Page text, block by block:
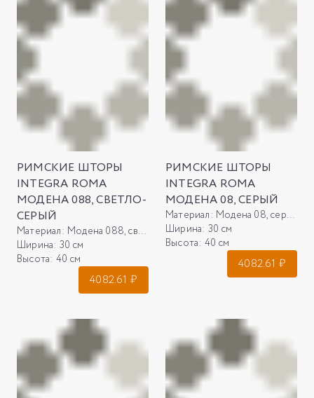
РИМСКИЕ ШТОРЫ
INTEGRA ROMA
МОДЕНА 088, СВЕТЛО-
СЕРЫЙ
Материал: Модена 088, светло-серый
Ширина: 30 см
Высота: 40 см
4082.61 ₽
РИМСКИЕ ШТОРЫ
INTEGRA ROMA
МОДЕНА 08, СЕРЫЙ
Материал: Модена 08, серый
Ширина: 30 см
Высота: 40 см
4082.61 ₽